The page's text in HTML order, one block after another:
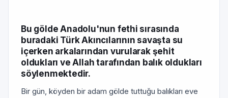
Bu gölde Anadolu'nun fethi sırasında
buradaki Türk Akıncılarının savaşta su
içerken arkalarından vurularak şehit
oldukları ve Allah tarafından balık oldukları
söylenmektedir.
Bir gün, köyden bir adam gölde tuttuğu balıkları eve